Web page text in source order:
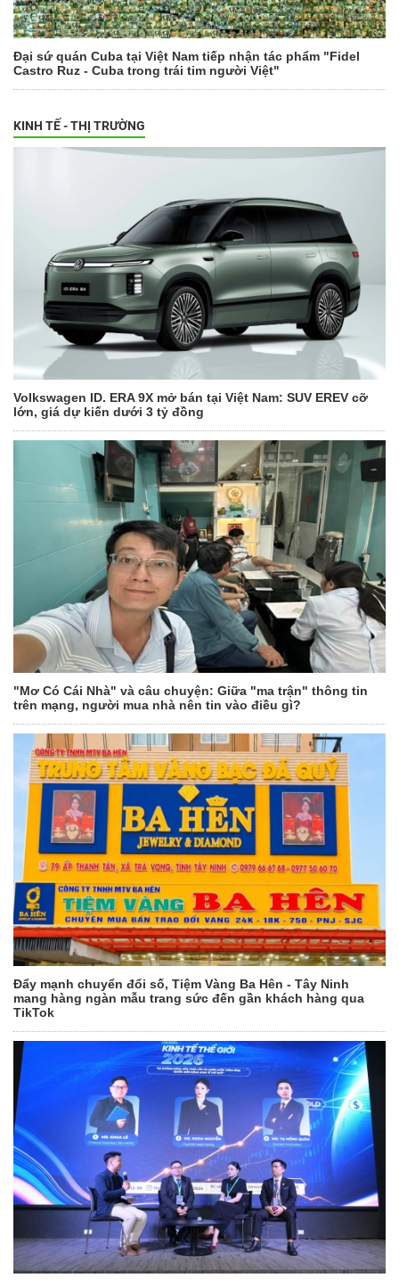
Đại sứ quán Cuba tại Việt Nam tiếp nhận tác phẩm "Fidel
Castro Ruz - Cuba trong trái tim người Việt"
KINH TẾ - THỊ TRƯỜNG
Volkswagen ID. ERA 9X mở bán tại Việt Nam: SUV EREV cỡ
lớn, giá dự kiến dưới 3 tỷ đồng
"Mơ Có Cái Nhà" và câu chuyện: Giữa "ma trận" thông tin
trên mạng, người mua nhà nên tin vào điều gì?
Đẩy mạnh chuyển đổi số, Tiệm Vàng Ba Hên - Tây Ninh
mang hàng ngàn mẫu trang sức đến gần khách hàng qua
TikTok